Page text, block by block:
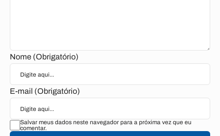
Nome (Obrigatório)
E-mail (Obrigatório)
Salvar meus dados neste navegador para a próxima vez que eu
comentar.